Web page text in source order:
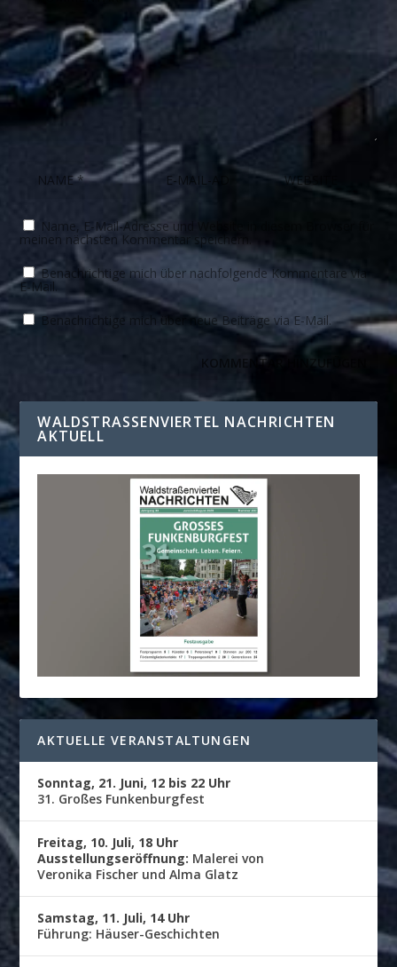
Name, E-Mail-Adresse und Website in diesem Browser für
meinen nächsten Kommentar speichern.
Benachrichtige mich über nachfolgende Kommentare via
E-Mail.
Benachrichtige mich über neue Beiträge via E-Mail.
WALDSTRASSENVIERTEL NACHRICHTEN A
KTUELL
AKTUELLE VERANSTALTUNGEN
Sonntag, 21. Juni, 12 bis 22 Uhr
31. Großes Funkenburgfest
Freitag, 10. Juli, 18 Uhr
Ausstellungseröffnung: Malerei von
Veronika Fischer und Alma Glatz
Samstag, 11. Juli, 14 Uhr
Führung: Häuser-Geschichten